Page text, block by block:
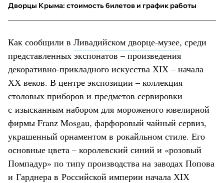
Дворцы Крыма: стоимость билетов и график работы
Как сообщили в Ливадийском дворце-музее, среди
представленных экспонатов – произведения
декоративно-прикладного искусства ХIХ – начала
ХХ веков. В центре экспозиции – коллекция
столовых приборов и предметов сервировки
с изысканным набором для мороженого ювелирной
фирмы Franz Mosgau, фарфоровый чайный сервиз,
украшенный орнаментом в рокайльном стиле. Его
основные цвета – королевский синий и «розовый
Помпадур» по типу производства на заводах Попова
и Гарднера в Российской империи начала ХIХ